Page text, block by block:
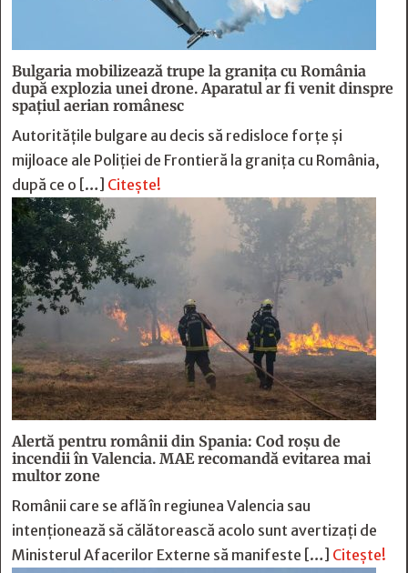
Bulgaria mobilizează trupe la granița cu România
după explozia unei drone. Aparatul ar fi venit dinspre
spațiul aerian românesc
Autoritățile bulgare au decis să redisloce forțe și
mijloace ale Poliției de Frontieră la granița cu România,
după ce o […] Citește!
Alertă pentru românii din Spania: Cod roșu de
incendii în Valencia. MAE recomandă evitarea mai
multor zone
Românii care se află în regiunea Valencia sau
intenționează să călătorească acolo sunt avertizați de
Ministerul Afacerilor Externe să manifeste […] Citește!